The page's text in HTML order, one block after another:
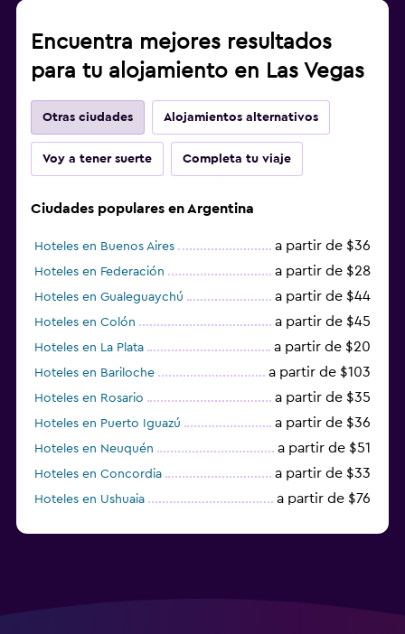
Encuentra mejores resultados
para tu alojamiento en Las Vegas
Otras ciudades Alojamientos alternativos
Voy a tener suerte Completa tu viaje
Ciudades populares en Argentina
Hoteles en Buenos Aires a partir de $36
Hoteles en Federación a partir de $28
Hoteles en Gualeguaychú a partir de $44
Hoteles en Colón a partir de $45
Hoteles en La Plata a partir de $20
Hoteles en Bariloche a partir de $103
Hoteles en Rosario a partir de $35
Hoteles en Puerto Iguazú a partir de $36
Hoteles en Neuquén a partir de $51
Hoteles en Concordia a partir de $33
Hoteles en Ushuaia a partir de $76